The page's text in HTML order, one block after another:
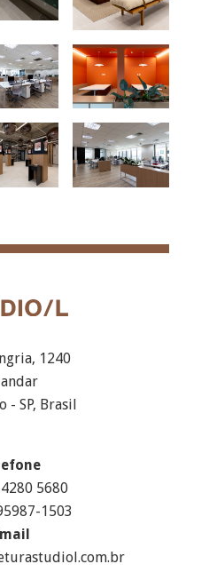
1240
andar
- SP, Brasil
5680
1503